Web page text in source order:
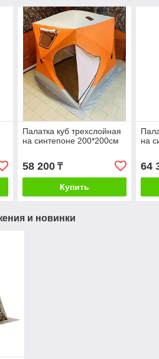
Палатка куб трехслойная
на синтепоне 200*200см
58 200₸
Купить
на
64
и новинки